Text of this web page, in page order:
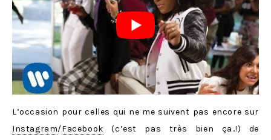
L’occasion pour celles qui ne me suivent pas encore sur
Instagram/Facebook (c’est pas très bien ça..!) de